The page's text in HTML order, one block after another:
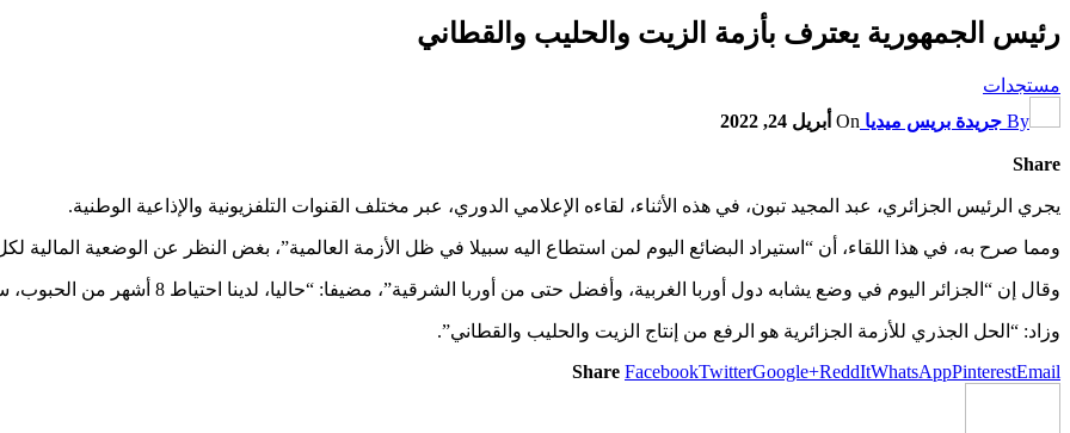
رئيس الجمهورية يعترف بأزمة الزيت والحليب والقطاني
مستجدات
By جريدة بريس ميديا On أبريل 24, 2022
Share
يجري الرئيس الجزائري، عبد المجيد تبون، في هذه الأثناء، لقاءه الإعلامي الدوري، عبر مختلف القنوات التلفزيونية والإذاعية الوطنية.
ومما صرح به، في هذا اللقاء، أن “استيراد البضائع اليوم لمن استطاع اليه سبيلا في ظل الأزمة العالمية”، بغض النظر عن الوضعية المالية
وقال إن “الجزائر اليوم في وضع يشابه دول أوربا الغربية، وأفضل حتى من أوربا الشرقية”، مضيفا: “حاليا، لدينا احتياط 8 أشهر من الحبوب، ستضاف إليه كميات الحصاد”.
وزاد: “الحل الجذري للأزمة الجزائرية هو الرفع من إنتاج الزيت والحليب والقطاني”.
Share FacebookTwitterGoogle+ReddItWhatsAppPinterestEmail